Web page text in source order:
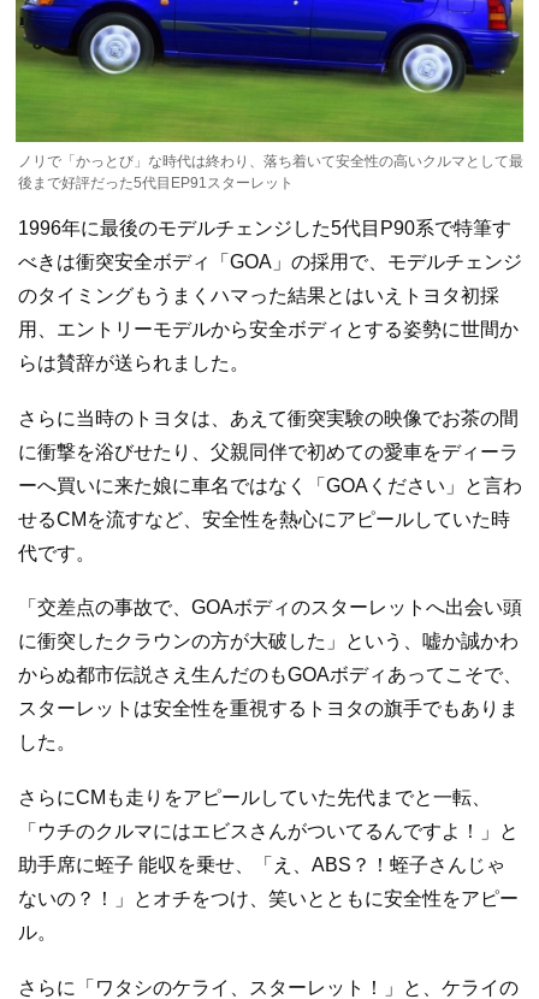
ノリで「かっとび」な時代は終わり、落ち着いて安全性の高いクルマとして最
後まで好評だった5代目EP91スターレット
1996年に最後のモデルチェンジした5代目P90系で特筆す
べきは衝突安全ボディ「GOA」の採用で、モデルチェンジ
のタイミングもうまくハマった結果とはいえトヨタ初採
用、エントリーモデルから安全ボディとする姿勢に世間か
らは賛辞が送られました。
さらに当時のトヨタは、あえて衝突実験の映像でお茶の間
に衝撃を浴びせたり、父親同伴で初めての愛車をディーラ
ーへ買いに来た娘に車名ではなく「GOAください」と言わ
せるCMを流すなど、安全性を熱心にアピールしていた時
代です。
「交差点の事故で、GOAボディのスターレットへ出会い頭
に衝突したクラウンの方が大破した」という、嘘か誠かわ
からぬ都市伝説さえ生んだのもGOAボディあってこそで、
スターレットは安全性を重視するトヨタの旗手でもありま
した。
さらにCMも走りをアピールしていた先代までと一転、
「ウチのクルマにはエビスさんがついてるんですよ！」と
助手席に蛭子 能収を乗せ、「え、ABS？！蛭子さんじゃ
ないの？！」とオチをつけ、笑いとともに安全性をアピー
ル。
さらに「ワタシのケライ、スターレット！」と、ケライの